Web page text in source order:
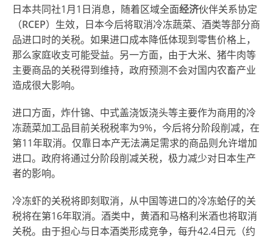
日本共同社1月1日消息，随着区域全面经济伙伴关系协定
（RCEP）生效，日本今后将取消冷冻蔬菜、酒类等部分商
品进口时的关税。如果进口成本降低体现到零售价格上，
那么家庭收支可能受益。另一方面，由于大米、猪牛肉等
主要商品的关税得到维持，政府预测不会对国内农畜产业
造成很大影响。
进口方面，炸什锦、中式盖浇饭浇头等主要作为商用的冷
冻蔬菜加工品目前关税税率为9%，今后将分阶段削减，在
第11年取消。仅靠日本产无法满足需求的商品则允许增加
进口。政府将通过分阶段削减关税，极力减少对日本生产
者的影响。
冷冻虾的关税将即刻取消，从中国等进口的冷冻蛤仔的关
税将在第16年取消。酒类中，黄酒和马格利米酒也将取消
关税。由于担心与日本酒类形成竞争，每升42.4日元（约